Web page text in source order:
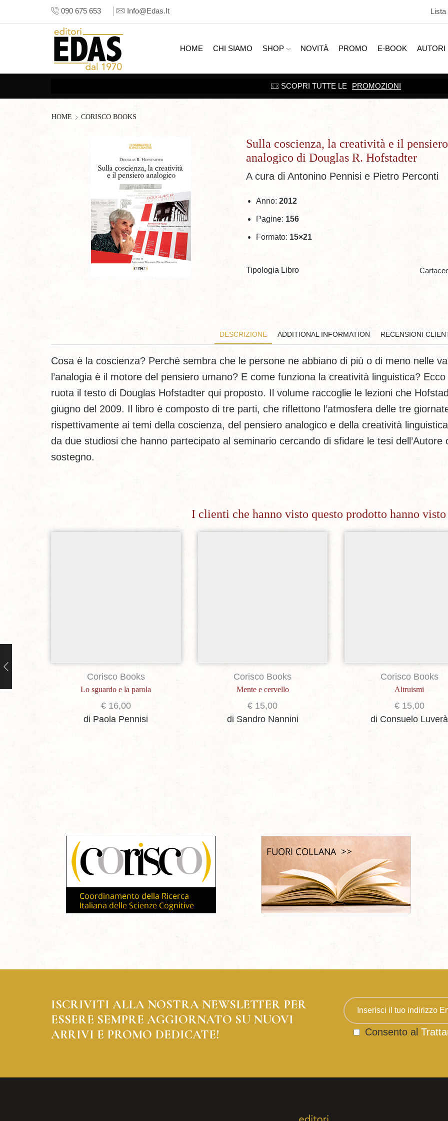
090 675 653 Info@edas.it Lista
HOME CHI SIAMO SHOP NOVITÀ PROMO E-BOOK AUTORI
SCOPRI TUTTE LE PROMOZIONI
HOME CORISCO BOOKS
Sulla coscienza, la creatività e il pensiero
analogico di Douglas R. Hofstadter
A cura di Antonino Pennisi e Pietro Perconti
Anno: 2012
Pagine: 156
Formato: 15×21
Tipologia Libro
DESCRIZIONE ADDITIONAL INFORMATION RECENSIONI
Cosa è la coscienza? Perchè sembra che le persone ne abbiano di più o di meno nelle
l’analogia è il motore del pensiero umano? E come funziona la creatività linguistica?
ruota il testo di Douglas Hofstadter qui proposto. Il volume raccoglie le lezioni che
giugno del 2009. Il libro è composto di tre parti, che riflettono l’atmosfera delle tre
rispettivamente ai temi della coscienza, del pensiero analogico e della creatività
da due studiosi che hanno partecipato al seminario cercando di sfidare le tesi
sostegno.
I clienti che hanno visto questo prodotto hanno visto
Corisco Books
Lo sguardo e la parola
€16,00
di Paola Pennisi
Corisco Books
Mente e cervello
€ 15,00
di Sandro Nannini
Corisco Books
Altruismi
€15,00
di Consuelo Luverà
ISCRIVITI ALLA NOSTRA NEWSLETTER PER
ESSERE SEMPRE AGGIORNATO SU NUOVI
ARRIVI E PROMO DEDICATE!
Consento al